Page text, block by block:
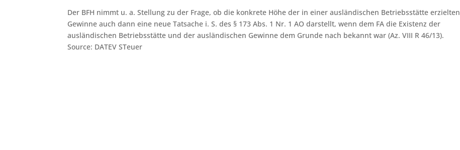
Der BFH nimmt u. a. Stellung zu der Frage, ob die konkrete Höhe der in einer ausländischen Betriebsstätte erzielten
Gewinne auch dann eine neue Tatsache i. S. des § 173 Abs. 1 Nr. 1 AO darstellt, wenn dem FA die Existenz der
ausländischen Betriebsstätte und der ausländischen Gewinne dem Grunde nach bekannt war (Az. VIII R 46/13).
Source: DATEV STeuer